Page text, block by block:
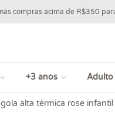
compras acima de R$350
+3 anos Adulto
gola alta térmica rose infantil